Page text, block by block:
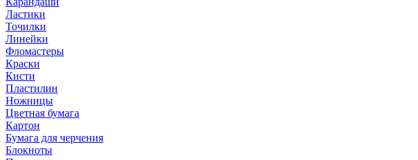
Ластики
Точилки
Линейки
Фломастеры
Краски
Кисти
Пластилин
Ножницы
Цветная бумага
Картон
Бумага для черчения
Блокноты